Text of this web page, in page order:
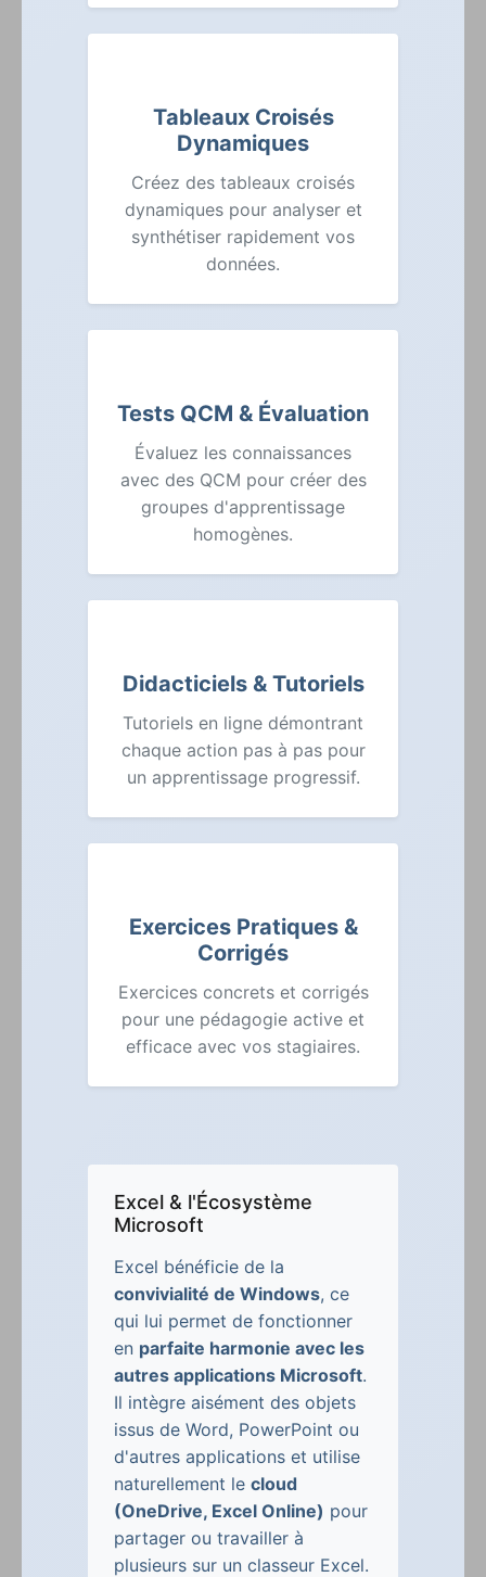
Tableaux Croisés
Dynamiques
Créez des tableaux croisés
dynamiques pour analyser et
synthétiser rapidement vos
données.
Tests QCM & Évaluation
Évaluez les connaissances
avec des QCM pour créer des
groupes d'apprentissage
homogènes.
Didacticiels & Tutoriels
Tutoriels en ligne démontrant
chaque action pas à pas pour
un apprentissage progressif.
Exercices Pratiques &
Corrigés
Exercices concrets et corrigés
pour une pédagogie active et
efficace avec vos stagiaires.
Excel & l'Écosystème
Microsoft
Excel bénéficie de la
convivialité de Windows, ce
qui lui permet de fonctionner
en parfaite harmonie avec les
autres applications Microsoft.
Il intègre aisément des objets
issus de Word, PowerPoint ou
d'autres applications et utilise
naturellement le cloud
(OneDrive, Excel Online) pour
partager ou travailler à
plusieurs sur un classeur Excel.